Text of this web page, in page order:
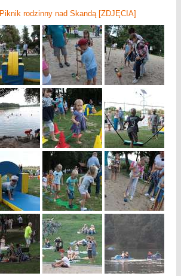
Piknik rodzinny nad Skandą [ZDJĘCIA]